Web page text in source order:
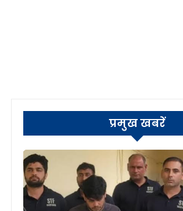
प्रमुख खबरें